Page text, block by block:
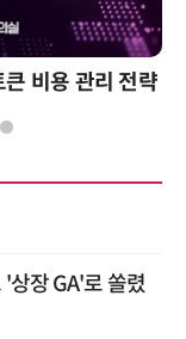
비용 관리 전략
상장 GA'로 쏠렸